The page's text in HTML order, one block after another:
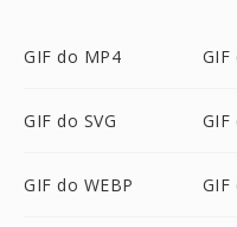
GIF do MP4 GIF
GIF do SVG GIF
GIF do WEBP GIF